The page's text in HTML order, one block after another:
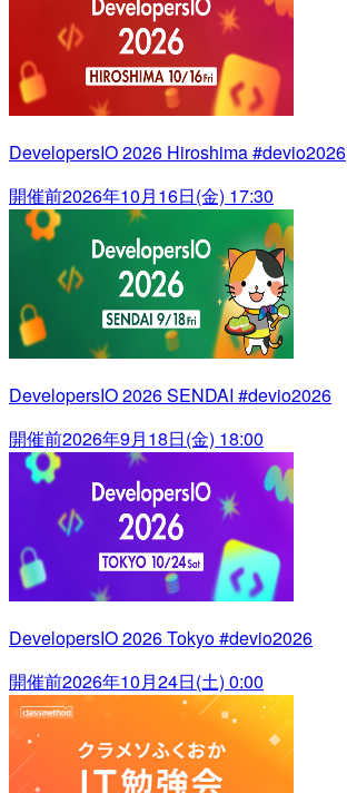
DevelopersIO 2026 Hiroshima #devio2026
開催前2026年10月16日(金) 17:30
DevelopersIO 2026 SENDAI #devio2026
開催前2026年9月18日(金) 18:00
DevelopersIO 2026 Tokyo #devio2026
開催前2026年10月24日(土) 0:00